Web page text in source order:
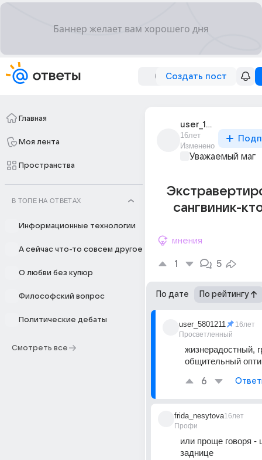
Создать пост
Главная
Моя лента
Пространства
В ТОПЕ НА ОТВЕТАХ
Информационные технологии
А сейчас что-то совсем другое
О любви без купюр
Философский вопрос
Политические дебаты
Смотреть все
user_12772609
16лет
Изменено
Уважаемый маг
сангвиник-
мнения
1 5
По дате По рейтингу
user_5801211
Просветленный
16лет
жизнерадостный,
общительный
6
frida_nesytova
Профи
16лет
или проще говоря -
заднице